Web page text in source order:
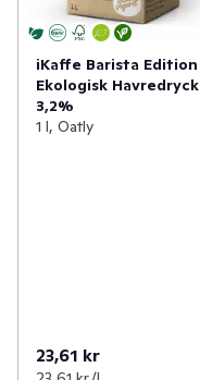
iKaffe Barista Edition
Ekologisk Havredryck
3,2%
1 l, Oatly
23,61 kr